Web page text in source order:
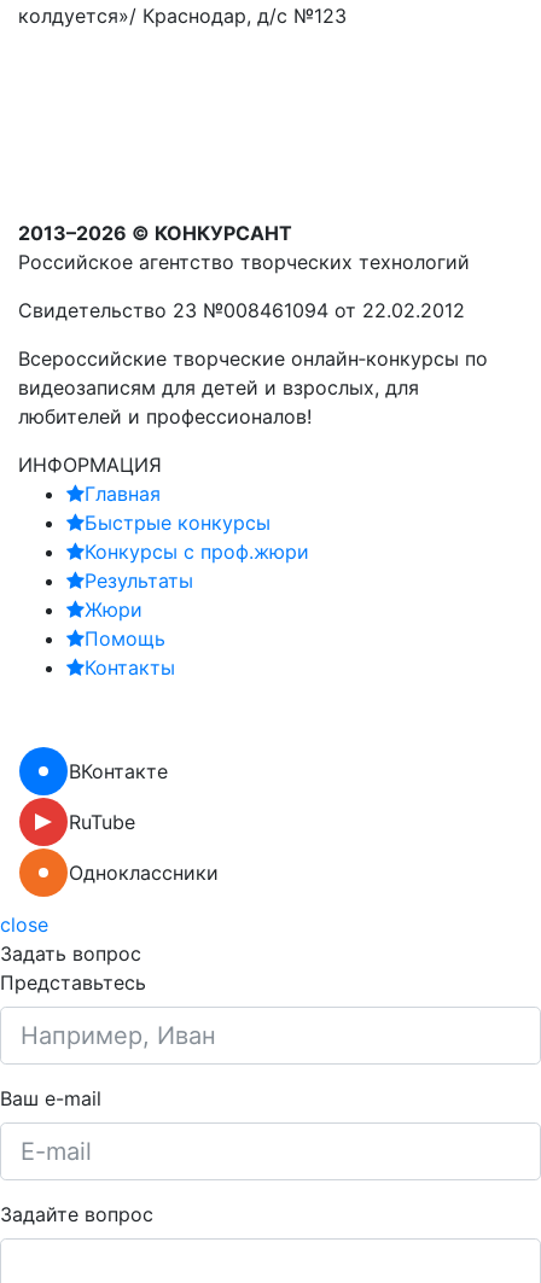
колдуется»/ Краснодар, д/с №123
2013–2026 © КОНКУРСАНТ
Российское агентство творческих технологий
Свидетельство 23 №008461094 от 22.02.2012
Всероссийские творческие онлайн‑конкурсы по
видеозаписям для детей и взрослых, для
любителей и профессионалов!
ИНФОРМАЦИЯ
Главная
Быстрые конкурсы
Конкурсы с проф.жюри
Результаты
Жюри
Помощь
Контакты
ВКонтакте
RuTube
Одноклассники
close
Задать вопрос
Представьтесь
Ваш e-mail
Задайте вопрос